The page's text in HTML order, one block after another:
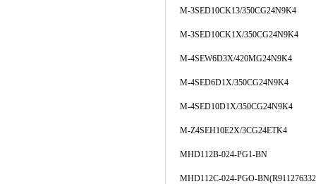
M-3SED10CK13/350CG24N9K4
M-3SED10CK1X/350CG24N9K4
M-4SEW6D3X/420MG24N9K4
M-4SED6D1X/350CG24N9K4
M-4SED10D1X/350CG24N9K4
M-Z4SEH10E2X/3CG24ETK4
MHD112B-024-PG1-BN
MHD112C-024-PGO-